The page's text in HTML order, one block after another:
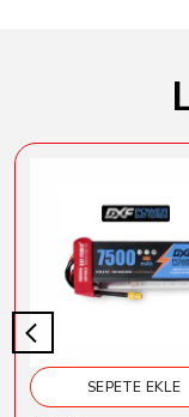
SEPETE EKLE